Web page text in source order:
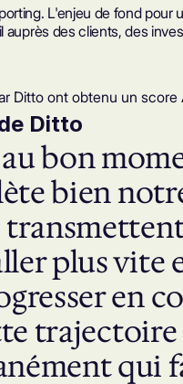
L'enjeu de fond
des clients, des
Ditto ont obtenu un score
Ditto
bon
bien
plus vite
en
qui